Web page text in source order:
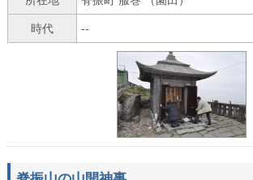
時代 --